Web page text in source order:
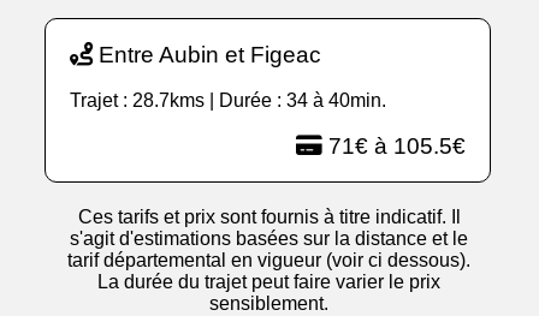
Entre Aubin et Figeac
Trajet : 28.7kms | Durée : 34 à 40min.
71€ à 105.5€
Ces tarifs et prix sont fournis à titre indicatif. Il
s'agit d'estimations basées sur la distance et le
tarif départemental en vigueur (voir ci dessous).
La durée du trajet peut faire varier le prix
sensiblement.